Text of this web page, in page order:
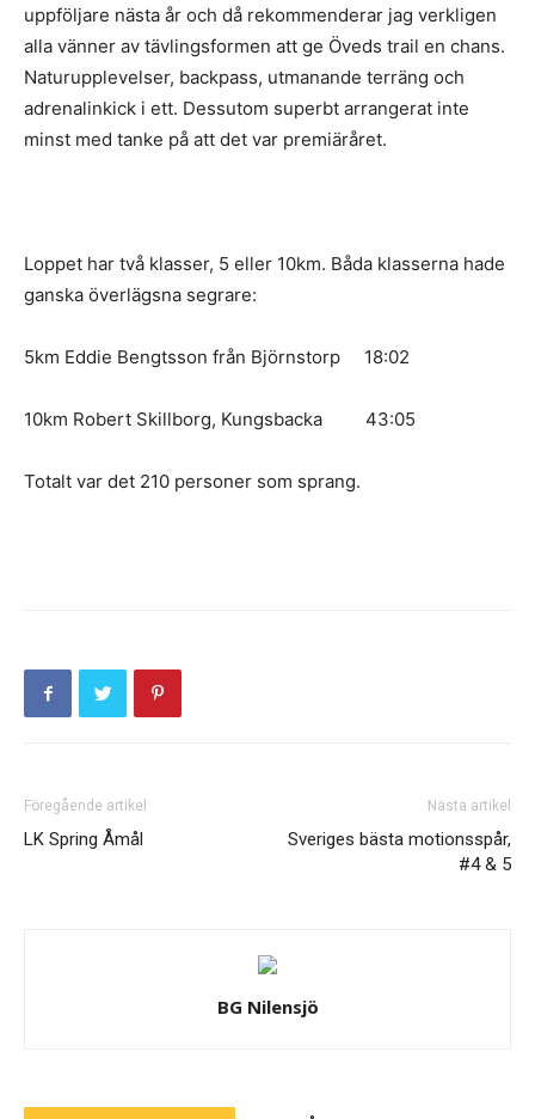
uppföljare nästa år och då rekommenderar jag verkligen
alla vänner av tävlingsformen att ge Öveds trail en chans.
Naturupplevelser, backpass, utmanande terräng och
adrenalinkick i ett. Dessutom superbt arrangerat inte
minst med tanke på att det var premiäråret.
Loppet har två klasser, 5 eller 10km. Båda klasserna hade
ganska överlägsna segrare:
5km Eddie Bengtsson från Björnstorp 18:02
10km Robert Skillborg, Kungsbacka 43:05
Totalt var det 210 personer som sprang.
Föregående artikel
LK Spring Åmål
Nästa artikel
Sveriges bästa motionsspår,
#4 & 5
BG Nilensjö